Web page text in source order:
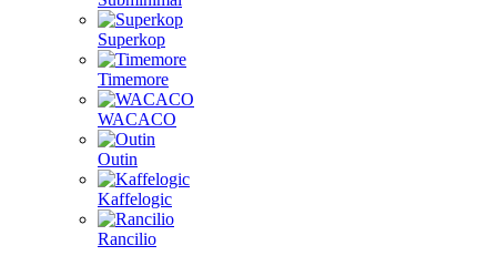
Superkop
Timemore
WACACO
Outin
Kaffelogic
Rancilio